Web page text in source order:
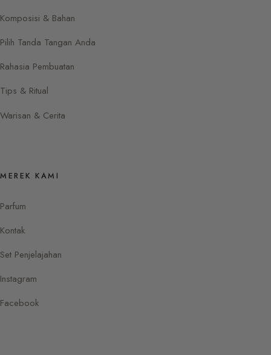
Komposisi & Bahan
Pilih Tanda Tangan Anda
Rahasia Pembuatan
Tips & Ritual
Warisan & Cerita
MEREK KAMI
Parfum
Kontak
Set Penjelajahan
Instagram
Facebook